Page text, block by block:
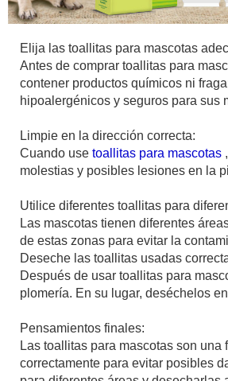
Elija las toallitas para mascotas
Antes de comprar toallitas para
contener productos químicos ni
hipoalergénicos y seguros para sus
Limpie en la dirección correcta:
Cuando use toallitas para mascotas
molestias y posibles lesiones en la
Utilice diferentes toallitas para
Las mascotas tienen diferentes
de estas zonas para evitar la
Deseche las toallitas usadas
Después de usar toallitas para
plomería. En su lugar, deséchelos
Pensamientos finales:
Las toallitas para mascotas son
correctamente para evitar posibles